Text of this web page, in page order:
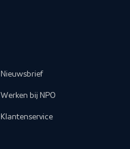
Nieuwsbrief
Werken bij NPO
Klantenservice